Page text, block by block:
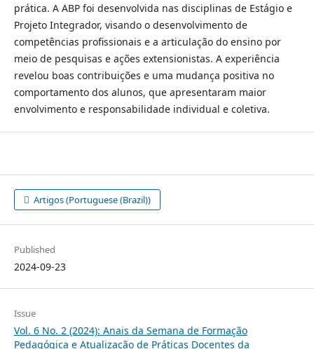
prática. A ABP foi desenvolvida nas disciplinas de Estágio e
Projeto Integrador, visando o desenvolvimento de
competências profissionais e a articulação do ensino por
meio de pesquisas e ações extensionistas. A experiência
revelou boas contribuições e uma mudança positiva no
comportamento dos alunos, que apresentaram maior
envolvimento e responsabilidade individual e coletiva.
Artigos (Portuguese (Brazil))
Published
2024-09-23
Issue
Vol. 6 No. 2 (2024): Anais da Semana de Formação
Pedagógica e Atualização de Práticas Docentes da